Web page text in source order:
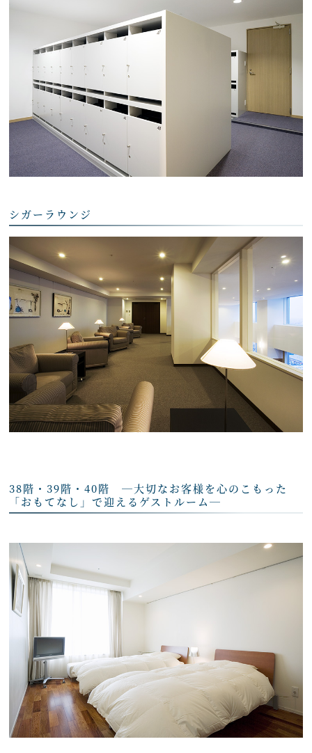
シガーラウンジ
38階・39階・40階 ―大切なお客様を心のこもった
「おもてなし」で迎えるゲストルーム―